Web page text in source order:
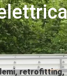
retrofitting,